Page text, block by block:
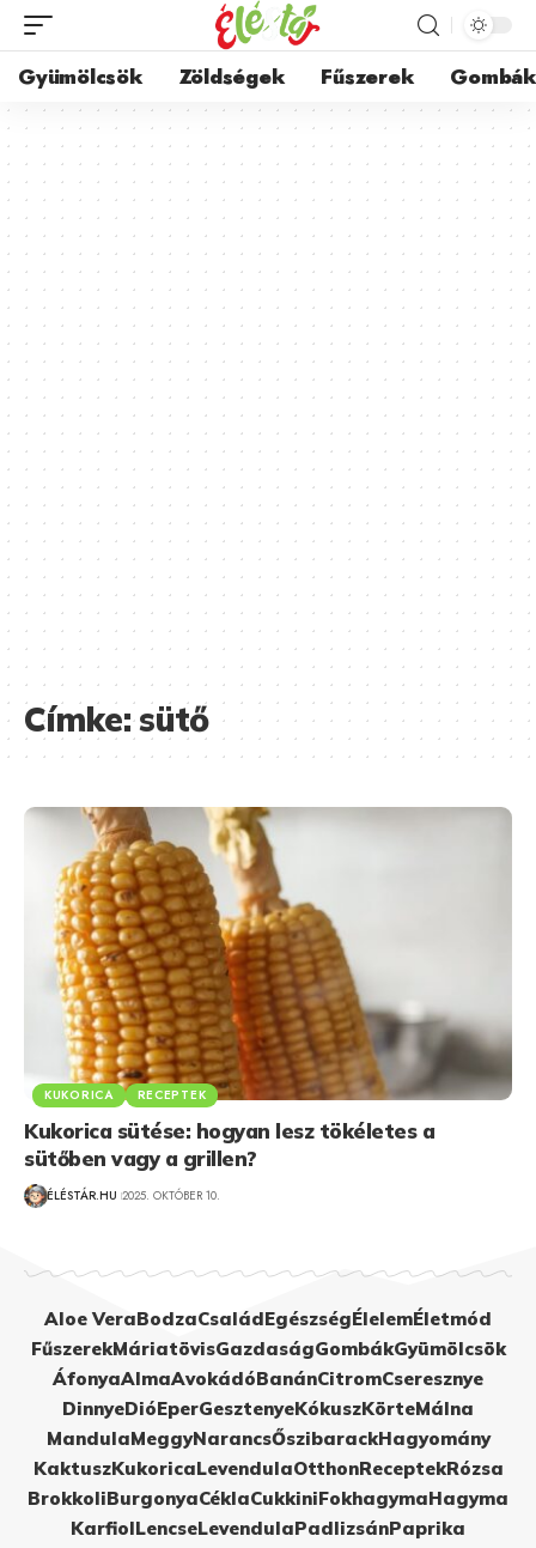
Gyümölcsök Zöldségek Fűszerek Gombák
Címke:sütő
KUKORICA RECEPTEK
Kukorica sütése: hogyan lesz tökéletes a
sütőben vagy a grillen?
ÉLÉSTÁR.HU 2025. OKTÓBER 10.
Aloe VeraBodzaCsaládEgészségÉlelemÉletmód
FűszerekMáriatövisGazdaságGombákGyümölcsök
ÁfonyaAlmaAvokádóBanánCitromCseresznye
DinnyeDióEperGesztenyeKókuszKörteMálna
MandulaMeggyNarancsŐszibarackHagyomány
KaktuszKukoricaLevendulaOtthonReceptekRózsa
BrokkoliBurgonyaCéklaCukkiniFokhagymaHagyma
KarfiolLencseLevendulaPadlizsánPaprika